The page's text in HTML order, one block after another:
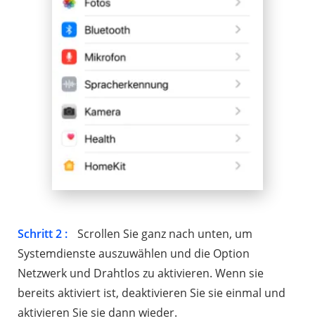
Schritt 2 :
Scrollen Sie ganz nach unten, um
Systemdienste auszuwählen und die Option
Netzwerk und Drahtlos zu aktivieren. Wenn sie
bereits aktiviert ist, deaktivieren Sie sie einmal und
aktivieren Sie sie dann wieder.